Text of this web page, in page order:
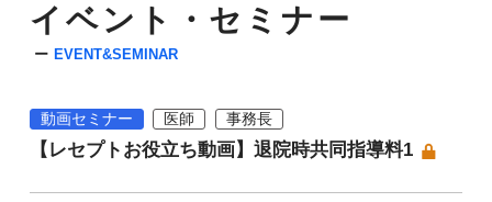
イベント・セミナー
EVENT&SEMINAR
動画セミナー 医師 事務長
【レセプトお役立ち動画】退院時共同指導料1